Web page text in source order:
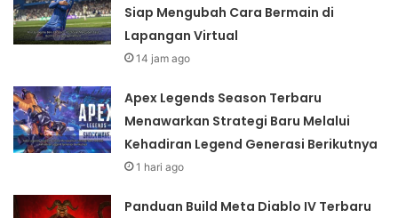
Siap Mengubah Cara Bermain di
Lapangan Virtual
14 jam ago
Apex Legends Season Terbaru
Menawarkan Strategi Baru Melalui
Kehadiran Legend Generasi Berikutnya
1 hari ago
Panduan Build Meta Diablo IV Terbaru